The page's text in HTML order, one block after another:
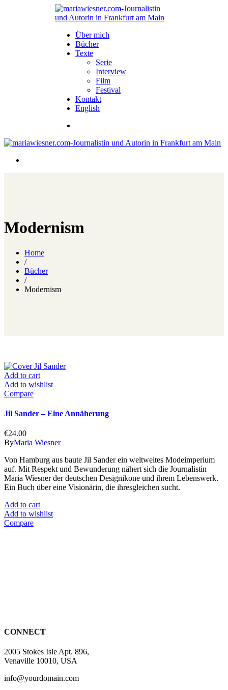
Über mich
Bücher
Texte
Serie
Interview
Film
Festival
Kontakt
English
Modernism
Home
/
Bücher
/
Modernism
Add to cart
Add to wishlist
Compare
Jil Sander – Eine Annäherung
€24.00
ByMaria Wiesner
Von Hamburg aus baute Jil Sander ein weltweites Modeimperium
auf. Mit Respekt und Bewunderung nähert sich die Journalistin
Maria Wiesner der deutschen Designikone und ihrem Lebenswerk.
Ein Buch über eine Visionärin, die ihresgleichen sucht.
Add to cart
Add to wishlist
Compare
CONNECT
2005 Stokes Isle Apt. 896,
Venaville 10010, USA
info@yourdomain.com